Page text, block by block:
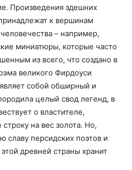
Произведения здешних
к вершинам
– например,
миниатюры, которые часто
из всего, что создано в
великого Фирдоуси
собой обширный и
целый свод легенд, в
о властителе,
на вес золота. Но,
славу персидских поэтов и
древней страны хранит